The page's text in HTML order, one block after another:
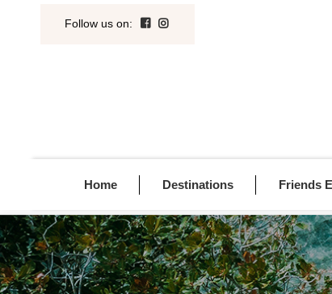
Follow us on:
Home Destinations Friends